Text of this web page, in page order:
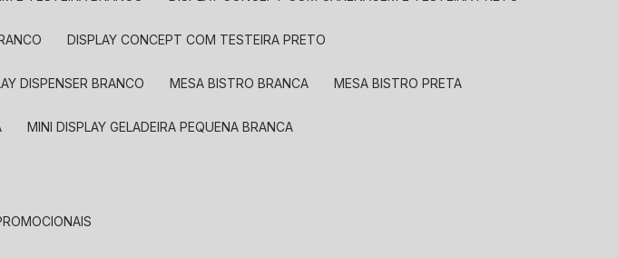
DISPLAY CONCEPT COM TESTEIRA PRETO
DISPENSER BRANCO MESA BISTRO BRANCA MESA BISTRO PRETA
MINI DISPLAY GELADEIRA PEQUENA BRANCA